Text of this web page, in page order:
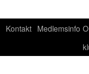
Kontakt Medlemsinfo